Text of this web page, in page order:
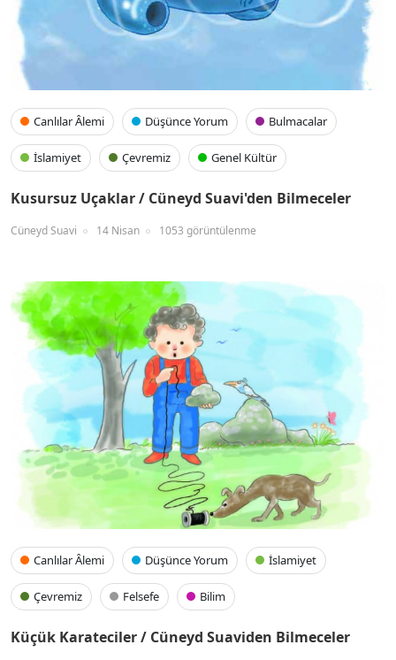
Canlılar Âlemi Düşünce Yorum Bulmacalar
İslamiyet Çevremiz Genel Kültür
Kusursuz Uçaklar / Cüneyd Suavi'den Bilmeceler
Cüneyd Suavi 14 Nisan 1053 görüntülenme
Canlılar Âlemi Düşünce Yorum İslamiyet
Çevremiz Felsefe Bilim
Küçük Karateciler / Cüneyd Suaviden Bilmeceler